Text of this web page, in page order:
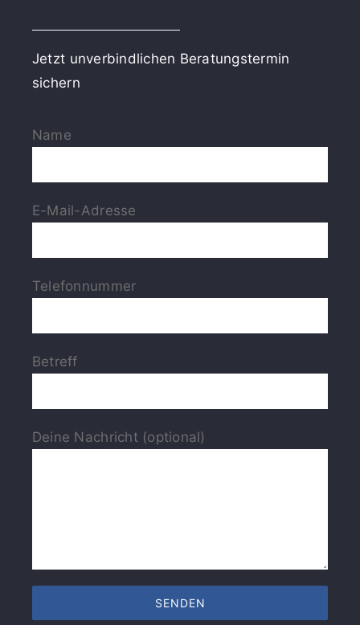
Jetzt unverbindlichen Beratungstermin
sichern
Name
E-Mail-Adresse
Telefonnummer
Betreff
Deine Nachricht (optional)